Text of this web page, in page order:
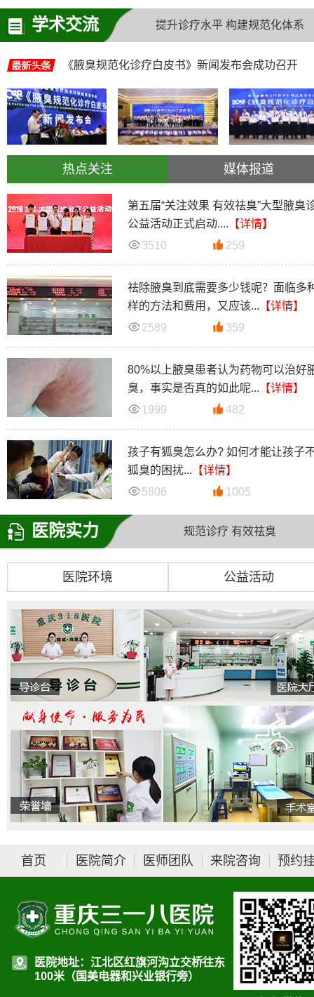
学术交流 提升诊疗水平 构建规范化体系
《腋臭规范化诊疗白皮书》新闻发布会成功召开
热点关注 媒体报道
第五届“关注效果 有效祛臭”大型腋臭
公益活动正式启动.... 【详情】
3510
259
祛除腋臭到底需要多少钱呢？面临多
样的方法和费用，又应该... 【详情】
2589
359
80%以上腋臭患者认为药物可以治好
臭，事实是否真的如此呢... 【详情】
1999
482
孩子有狐臭怎么办? 如何才能让孩子
狐臭的困扰... 【详情】
5806
1005
医院实力 规范诊疗 有效祛臭
医院环境 公益活动
首页 医院简介 医师团队 来院咨询 预约
医院地址：江北区红旗河沟立交桥往东
100米（国美电器和兴业银行旁）